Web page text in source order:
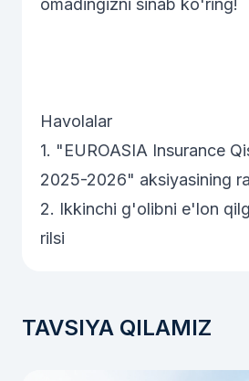
omadingizni sinab ko'ring!
Havolalar
1. "EUROASIA Insurance
2025-2026" aksiyasining
2. Ikkinchi g'olibni e'lon
rilsi
TAVSIYA QILAMIZ